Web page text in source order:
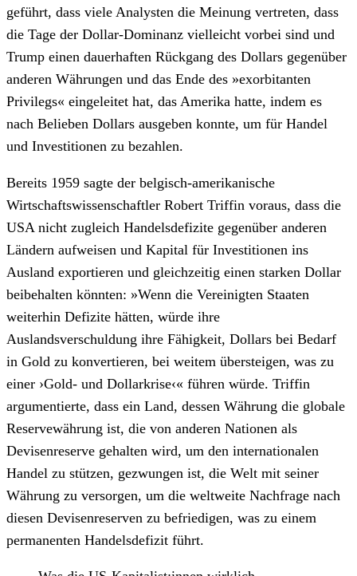
geführt, dass viele Analysten die Meinung vertreten, dass
die Tage der Dollar-Dominanz vielleicht vorbei sind und
Trump einen dauerhaften Rückgang des Dollars gegenüber
anderen Währungen und das Ende des »exorbitanten
Privilegs« eingeleitet hat, das Amerika hatte, indem es
nach Belieben Dollars ausgeben konnte, um für Handel
und Investitionen zu bezahlen.
Bereits 1959 sagte der belgisch-amerikanische
Wirtschaftswissenschaftler Robert Triffin voraus, dass die
USA nicht zugleich Handelsdefizite gegenüber anderen
Ländern aufweisen und Kapital für Investitionen ins
Ausland exportieren und gleichzeitig einen starken Dollar
beibehalten könnten: »Wenn die Vereinigten Staaten
weiterhin Defizite hätten, würde ihre
Auslandsverschuldung ihre Fähigkeit, Dollars bei Bedarf
in Gold zu konvertieren, bei weitem übersteigen, was zu
einer ›Gold- und Dollarkrise‹« führen würde. Triffin
argumentierte, dass ein Land, dessen Währung die globale
Reservewährung ist, die von anderen Nationen als
Devisenreserve gehalten wird, um den internationalen
Handel zu stützen, gezwungen ist, die Welt mit seiner
Währung zu versorgen, um die weltweite Nachfrage nach
diesen Devisenreserven zu befriedigen, was zu einem
permanenten Handelsdefizit führt.